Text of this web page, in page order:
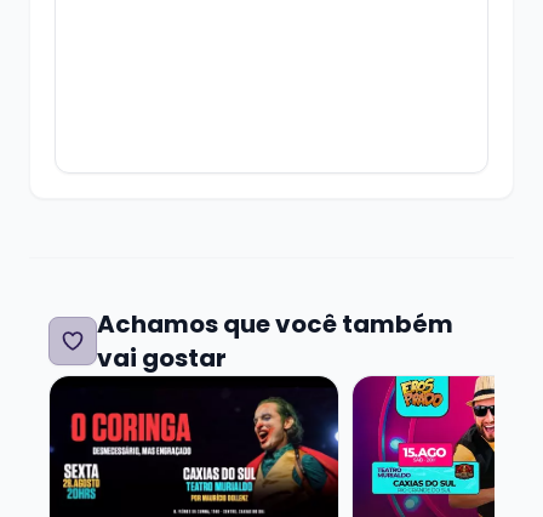
Achamos que você também
vai gostar
Veja mais sobre O Coringa por Mauricio Dollenz -
Veja mais sobre